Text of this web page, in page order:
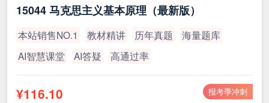
15044 马克思主义基本原理（最新版）
本站销售NO.1 教材精讲 历年真题
海量题库
AI智慧课堂
AI答疑 高通过率
报考季冲刺
¥116.10